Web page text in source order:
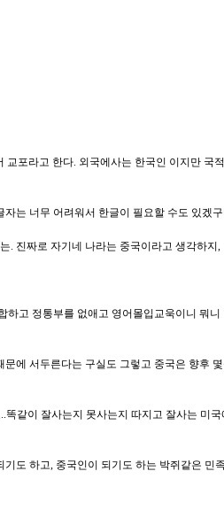
포라고 한다. 외국에사는 한국인 이지만
는 너무 어려워서 한글이 필요할 수도 있겠
진짜로 자기네 나라는 중국이라고 생각하지
고 정통부를 없애고 영어몰입교욱이니 뭐
에 서두른다는 구실도 그렇고 중국은 향후
같이 잘사는지 못사는지 따지고 잘사는
하고, 중국인이 되기도 하는 박쥐같은